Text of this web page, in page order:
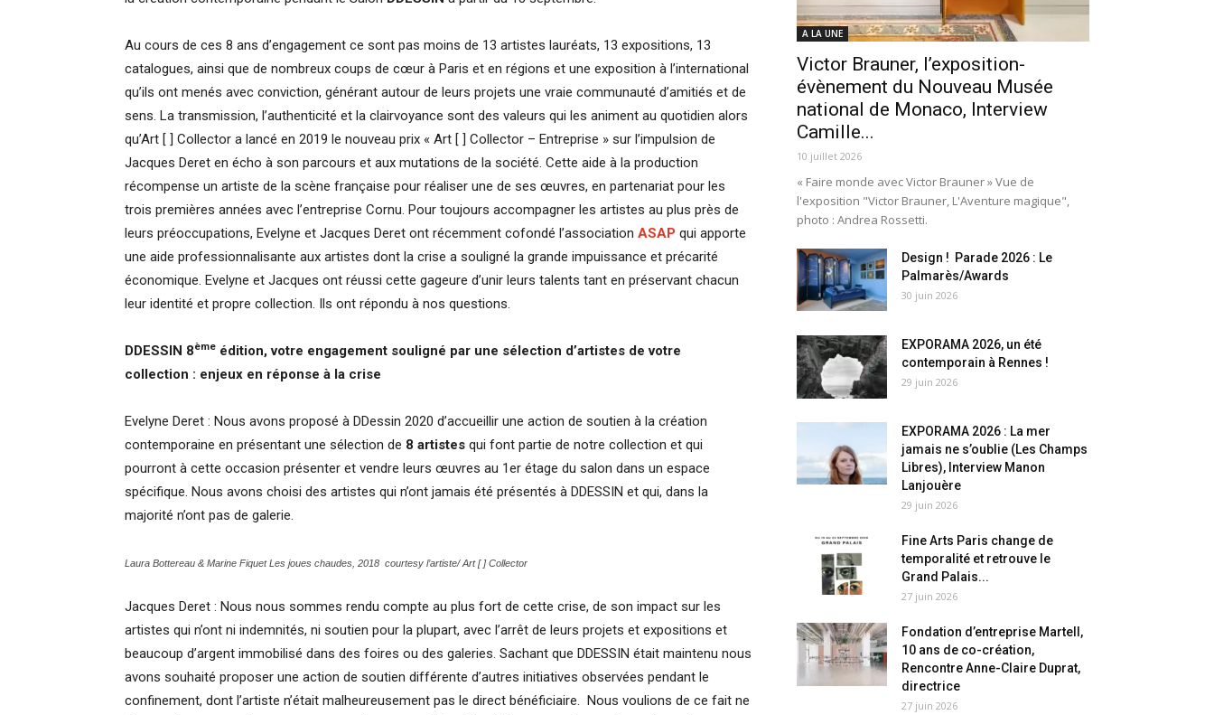
Au cours de ces 8 ans d’engagement ce sont pas moins de 13 artistes lauréats, 13 expositions, 13
catalogues, ainsi que de nombreux coups de cœur à Paris et en régions et une exposition à l’international
qu’ils ont menés avec conviction, générant autour de leurs projets une vraie communauté d’amitiés et de
sens. La transmission, l’authenticité et la clairvoyance sont des valeurs qui les animent au quotidien alors
qu’Art [ ] Collector a lancé en 2019 le nouveau prix « Art [ ] Collector – Entreprise » sur l’impulsion de
Jacques Deret en écho à son parcours et aux mutations de la société. Cette aide à la production
récompense un artiste de la scène française pour réaliser une de ses œuvres, en partenariat pour les
trois premières années avec l’entreprise Cornu. Pour toujours accompagner les artistes au plus près de
leurs préoccupations, Evelyne et Jacques Deret ont récemment cofondé l’association ASAP qui apporte
une aide professionnalisante aux artistes dont la crise a souligné la grande impuissance et précarité
économique. Evelyne et Jacques ont réussi cette gageure d’unir leurs talents tant en préservant chacun
leur identité et propre collection. Ils ont répondu à nos questions.
DDESSIN 8ème édition, votre engagement souligné par une sélection d’artistes de votre
collection : enjeux en réponse à la crise
Evelyne Deret : Nous avons proposé à DDessin 2020 d’accueillir une action de soutien à la création
contemporaine en présentant une sélection de 8 artistes qui font partie de notre collection et qui
pourront à cette occasion présenter et vendre leurs œuvres au 1er étage du salon dans un espace
spécifique. Nous avons choisi des artistes qui n’ont jamais été présentés à DDESSIN et qui, dans la
majorité n’ont pas de galerie.
Laura Bottereau & Marine Fiquet Les joues chaudes, 2018 courtesy l’artiste/ Art [ ] Collector
Jacques Deret : Nous nous sommes rendu compte au plus fort de cette crise, de son impact sur les
artistes qui n’ont ni indemnités, ni soutien pour la plupart, avec l’arrêt de leurs projets et expositions et
beaucoup d’argent immobilisé dans des foires ou des galeries. Sachant que DDESSIN était maintenu nous
avons souhaité proposer une action de soutien différente d’autres initiatives observées pendant le
confinement, dont l’artiste n’était malheureusement pas le direct bénéficiaire. Nous voulions de ce fait ne
A LA UNE
Victor Brauner, l’exposition-
évènement du Nouveau Musée
national de Monaco, Interview
Camille...
10 juillet 2026
« Faire monde avec Victor Brauner » Vue de
l'exposition "Victor Brauner, L'Aventure magique",
photo : Andrea Rossetti.
Design ! Parade 2026 : Le
Palmarès/Awards
30 juin 2026
EXPORAMA 2026, un été
contemporain à Rennes !
29 juin 2026
EXPORAMA 2026 : La mer
jamais ne s’oublie (Les Champs
Libres), Interview Manon
Lanjouère
29 juin 2026
Fine Arts Paris change de
temporalité et retrouve le
Grand Palais...
27 juin 2026
Fondation d’entreprise Martell,
10 ans de co-création,
Rencontre Anne-Claire Duprat,
directrice
27 juin 2026